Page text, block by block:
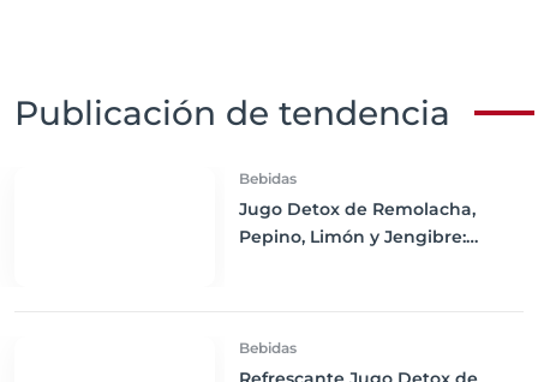
Publicación de tendencia
Bebidas
Jugo Detox de Remolacha,
Pepino, Limón y Jengibre:
Bebidas